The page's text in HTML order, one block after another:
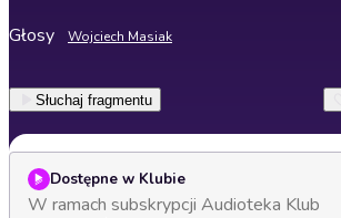
Głosy Wojciech Masiak
Słuchaj fragmentu
Dostępne w Klubie
W ramach subskrypcji Audioteka Klub